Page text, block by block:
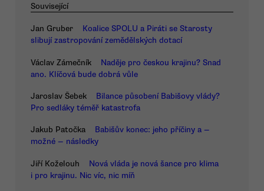
Související
Jan Gruber
Koalice SPOLU a Piráti se Starosty
slibují zastropování zemědělských dotací
Václav Zámečník
Naděje pro českou krajinu? Snad
ano. Klíčová bude dobrá vůle
Jaroslav Šebek
Bilance působení Babišovy vlády?
Pro sedláky téměř katastrofa
Jakub Patočka
Babišův konec: jeho příčiny a —
možné — následky
Jiří Koželouh
Nová vláda je nová šance pro klima
i pro krajinu. Nic víc, nic míň